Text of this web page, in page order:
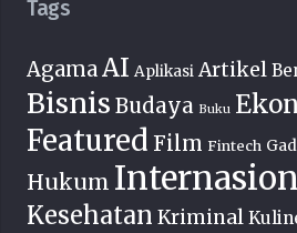
Tags
AgamaAI Aplikasi Artikel
Bisnis Budaya Buku
Featured Film Fintech
Hukum
Kesehatan Kriminal